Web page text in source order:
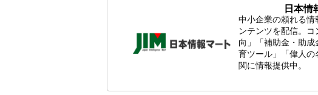
日本情
中小企業の頼れる情
ンテンツを配信。
向」「補助金・助
育ツール」「偉人
関に情報提供中。